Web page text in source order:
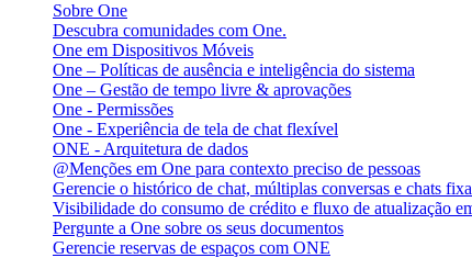
Sobre One
Descubra comunidades com One.
One em Dispositivos Móveis
One – Políticas de ausência e inteligência do sistema
One – Gestão de tempo livre & aprovações
One - Permissões
One - Experiência de tela de chat flexível
ONE - Arquitetura de dados
@Menções em One para contexto preciso de pessoas
Gerencie o histórico de chat, múltiplas conversas e chats
Visibilidade do consumo de crédito e fluxo de atualização
Pergunte a One sobre os seus documentos
Gerencie reservas de espaços com ONE